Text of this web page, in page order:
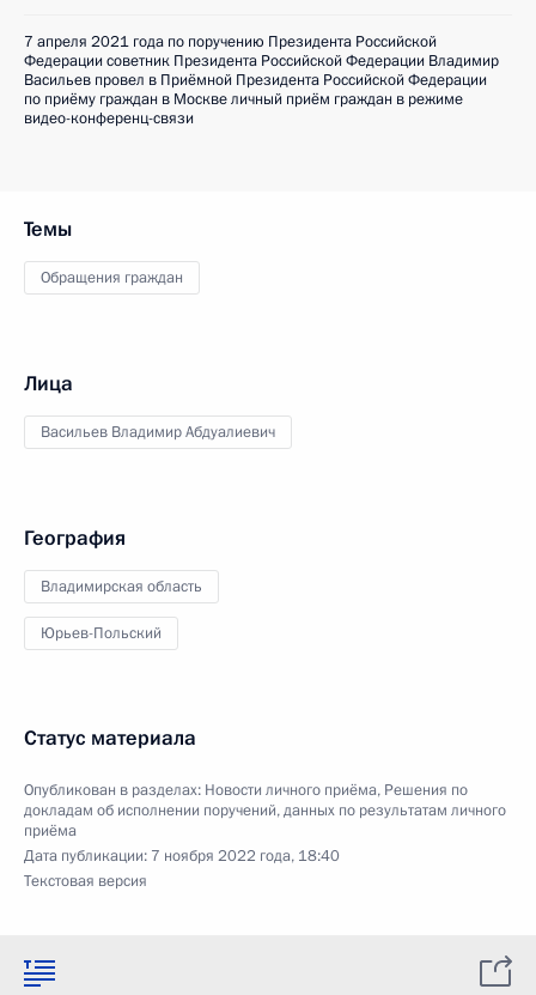
7 апреля 2021 года по поручению Президента Российской
Федерации советник Президента Российской Федерации Владимир
Васильев провел в Приёмной Президента Российской Федерации
по приёму граждан в Москве личный приём граждан в режиме
видео-конференц-связи
Темы
Обращения граждан
Лица
Васильев Владимир Абдуалиевич
География
Владимирская область
Юрьев-Польский
Статус материала
Опубликован в разделах: Новости личного приёма, Решения по
докладам об исполнении поручений, данных по результатам личного
приёма
Дата публикации: 7 ноября 2022 года, 18:40
Текстовая версия